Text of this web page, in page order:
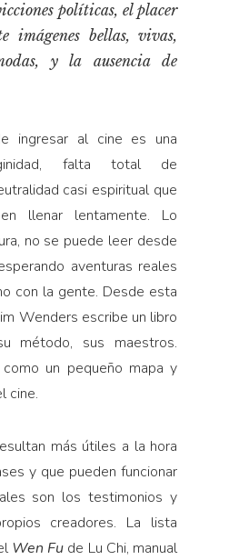
políticas, el placer
imágenes bellas, vivas,
y la ausencia de
ingresar al cine es una
falta total de
casi espiritual que
llenar lentamente. Lo
no se puede leer desde
aventuras reales
con la gente. Desde esta
Wenders escribe un libro
método, sus maestros.
un pequeño mapa y
cine.
más útiles a la hora
y que pueden funcionar
son los testimonios y
creadores. La lista
Wen Fu de Lu Chi, manual